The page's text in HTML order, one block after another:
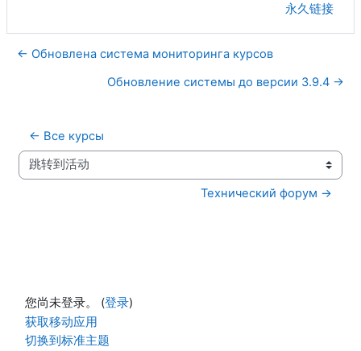
永久链接
← Обновлена система мониторинга курсов
Обновление системы до версии 3.9.4 →
← Все курсы
跳转到活动
Технический форум →
您尚未登录。 (登录)
获取移动应用
切换到标准主题